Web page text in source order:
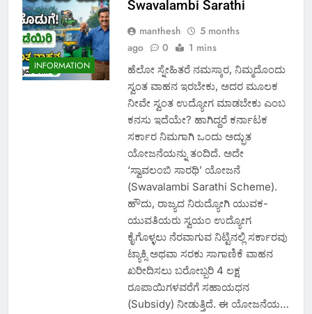
INFORMATION
Swavalambi Sarathi
manthesh
5 months
ago
0 1 mins
ಹೆಲೋ ಸ್ನೇಹಿತರೆ ನಮಸ್ಕಾರ, ನಿಮ್ಮದೊಂದು
ಸ್ವಂತ ವಾಹನ ಇರಬೇಕು, ಅದರ ಮೂಲಕ
ನೀವೇ ಸ್ವಂತ ಉದ್ಯೋಗ ಮಾಡಬೇಕು ಎಂಬ
ಕನಸು ಇದೆಯೇ? ಹಾಗಿದ್ದರೆ ಕರ್ನಾಟಕ
ಸರ್ಕಾರ ನಿಮಗಾಗಿ ಒಂದು ಅದ್ಭುತ
ಯೋಜನೆಯನ್ನು ತಂದಿದೆ. ಅದೇ
‘ಸ್ವಾವಲಂಬಿ ಸಾರಥಿ’ ಯೋಜನೆ
(Swavalambi Sarathi Scheme).
ಹೌದು, ರಾಜ್ಯದ ನಿರುದ್ಯೋಗಿ ಯುವಕ-
ಯುವತಿಯರು ಸ್ವಯಂ ಉದ್ಯೋಗ
ಕೈಗೊಳ್ಳಲು ನೆರವಾಗುವ ನಿಟ್ಟಿನಲ್ಲಿ ಸರ್ಕಾರವು
ಟ್ಯಾಕ್ಸಿ ಅಥವಾ ಸರಕು ಸಾಗಾಣಿಕೆ ವಾಹನ
ಖರೀದಿಸಲು ಬರೋಬ್ಬರಿ 4 ಲಕ್ಷ
ರೂಪಾಯಿಗಳವರೆಗೆ ಸಹಾಯಧನ
(Subsidy) ನೀಡುತ್ತಿದೆ. ಈ ಯೋಜನೆಯ…